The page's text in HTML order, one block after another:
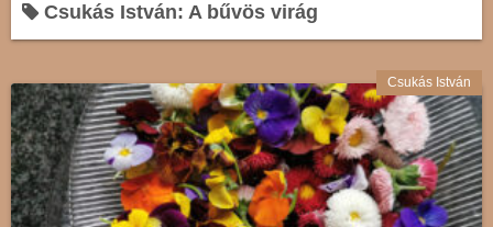
Csukás István: A bűvös virág
Csukás István